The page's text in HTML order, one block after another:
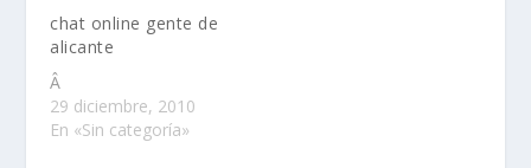
chat online gente de
alicante
Â
29 diciembre, 2010
En «Sin categoría»